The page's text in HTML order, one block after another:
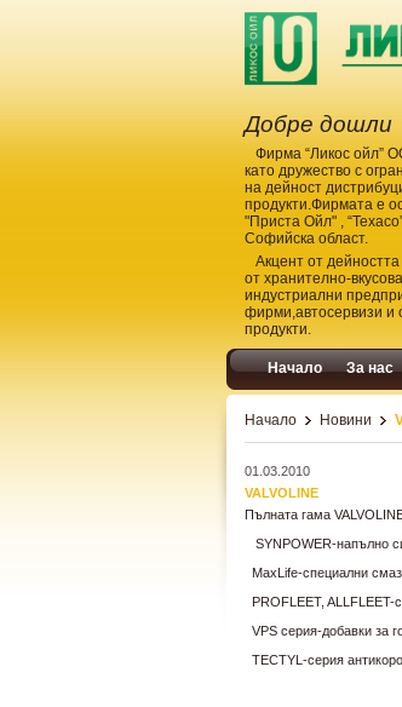
Добре дошли
Фирма “Ликос ойл”
като дружество с
на дейност
продукти.Фирмата е
"Приста Ойл" ,
Софийска област.
Акцент от
от хранително-
индустриални
фирми,автосервизи и
продукти.
Начало За нас
Начало Новини
01.03.2010
VALVOLINE
Пълната гама
SYNPOWER-напълно
MaxLife-специални
PROFLEET, ALLFLEET-
VPS серия-добавки за
TECTYL-серия